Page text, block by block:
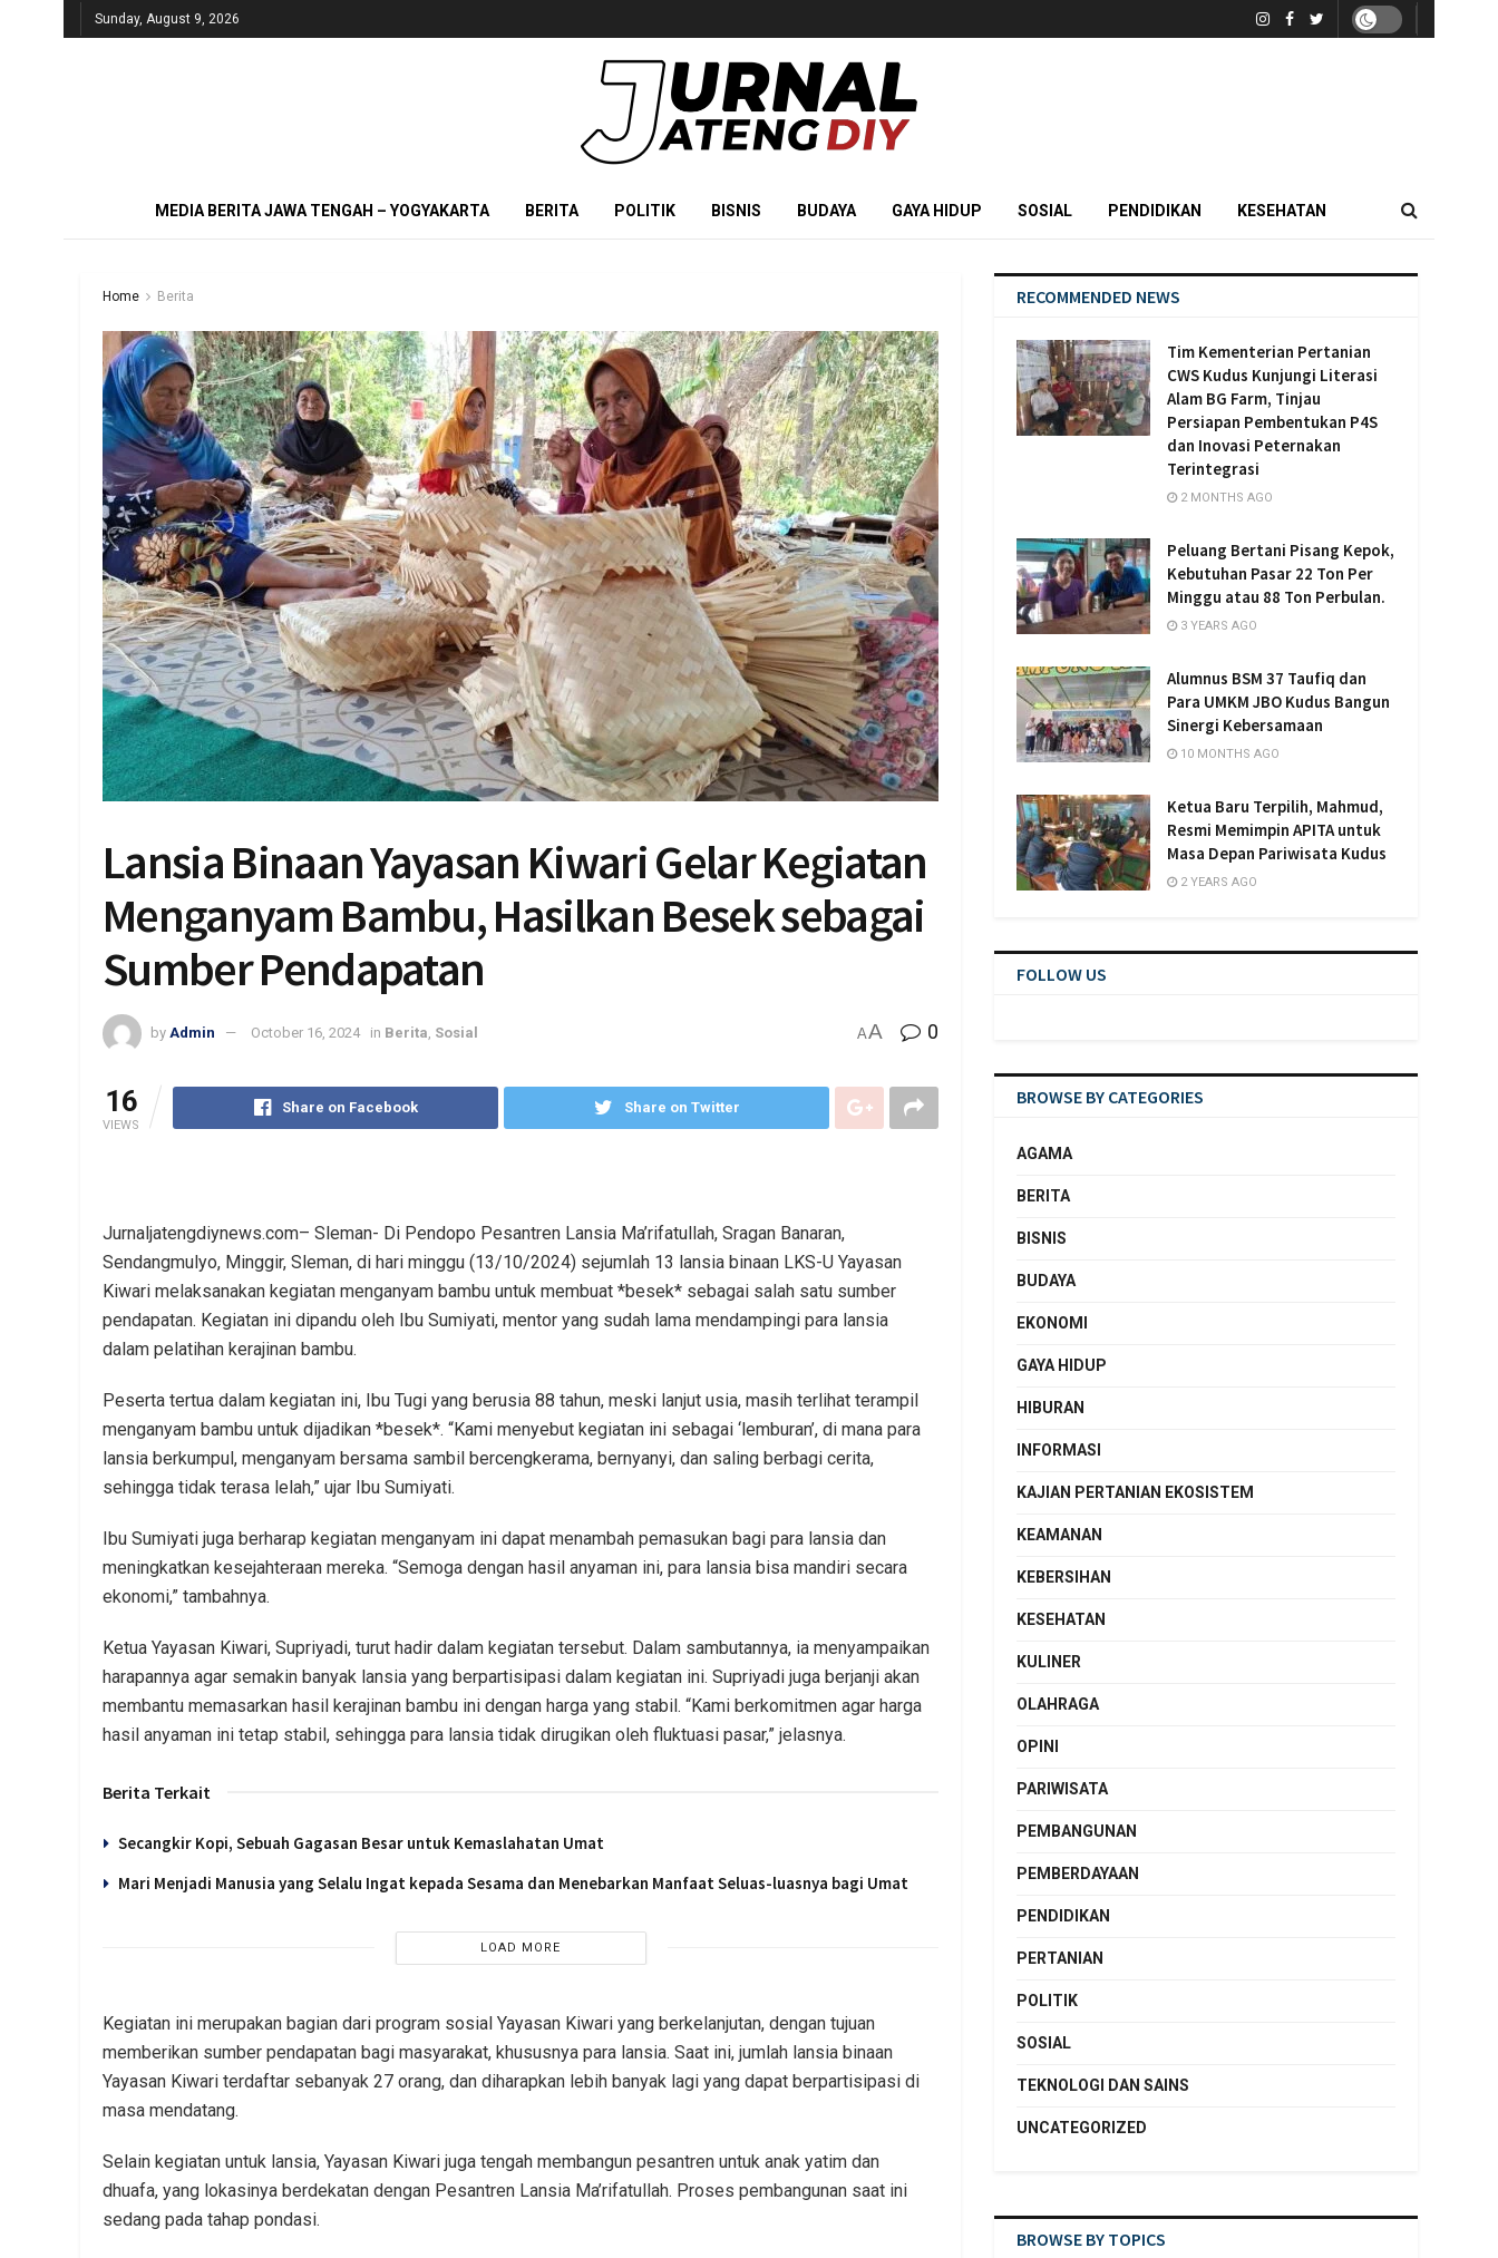
Sunday, August 9, 2026
MEDIA BERITA JAWA TENGAH – YOGYAKARTA BERITA POLITIK BISNIS BUDAYA GAYA HIDUP SOSIAL PENDIDIKAN KESEHATAN
Home Berita
Lansia Binaan Yayasan Kiwari Gelar Kegiatan
Menganyam Bambu, Hasilkan Besek sebagai
Sumber Pendapatan
by Admin October 16, 2024 in Berita Sosial AA 0
16
VIEWS
Share on Facebook Share on Twitter
Jurnaljatengdiynews.com– Sleman- Di Pendopo Pesantren Lansia Ma’rifatullah, Sragan Banaran,
Sendangmulyo, Minggir, Sleman, di hari minggu (13/10/2024) sejumlah 13 lansia binaan LKS-U Yayasan
Kiwari melaksanakan kegiatan menganyam bambu untuk membuat *besek* sebagai salah satu sumber
pendapatan. Kegiatan ini dipandu oleh Ibu Sumiyati, mentor yang sudah lama mendampingi para lansia
dalam pelatihan kerajinan bambu.
Peserta tertua dalam kegiatan ini, Ibu Tugi yang berusia 88 tahun, meski lanjut usia, masih terlihat terampil
menganyam bambu untuk dijadikan *besek*. “Kami menyebut kegiatan ini sebagai ‘lemburan’, di mana para
lansia berkumpul, menganyam bersama sambil bercengkerama, bernyanyi, dan saling berbagi cerita,
sehingga tidak terasa lelah,” ujar Ibu Sumiyati.
Ibu Sumiyati juga berharap kegiatan menganyam ini dapat menambah pemasukan bagi para lansia dan
meningkatkan kesejahteraan mereka. “Semoga dengan hasil anyaman ini, para lansia bisa mandiri secara
ekonomi,” tambahnya.
Ketua Yayasan Kiwari, Supriyadi, turut hadir dalam kegiatan tersebut. Dalam sambutannya, ia menyampaikan
harapannya agar semakin banyak lansia yang berpartisipasi dalam kegiatan ini. Supriyadi juga berjanji akan
membantu memasarkan hasil kerajinan bambu ini dengan harga yang stabil. “Kami berkomitmen agar harga
hasil anyaman ini tetap stabil, sehingga para lansia tidak dirugikan oleh fluktuasi pasar,” jelasnya.
Berita Terkait
Secangkir Kopi, Sebuah Gagasan Besar untuk Kemaslahatan Umat
Mari Menjadi Manusia yang Selalu Ingat kepada Sesama dan Menebarkan Manfaat Seluas-luasnya bagi Umat
LOAD MORE
Kegiatan ini merupakan bagian dari program sosial Yayasan Kiwari yang berkelanjutan, dengan tujuan
memberikan sumber pendapatan bagi masyarakat, khususnya para lansia. Saat ini, jumlah lansia binaan
Yayasan Kiwari terdaftar sebanyak 27 orang, dan diharapkan lebih banyak lagi yang dapat berpartisipasi di
masa mendatang.
Selain kegiatan untuk lansia, Yayasan Kiwari juga tengah membangun pesantren untuk anak yatim dan
dhuafa, yang lokasinya berdekatan dengan Pesantren Lansia Ma’rifatullah. Proses pembangunan saat ini
sedang pada tahap pondasi.
RECOMMENDED NEWS
Tim Kementerian Pertanian
CWS Kudus Kunjungi Literasi
Alam BG Farm, Tinjau
Persiapan Pembentukan P4S
dan Inovasi Peternakan
Terintegrasi
2 MONTHS AGO
Peluang Bertani Pisang Kepok,
Kebutuhan Pasar 22 Ton Per
Minggu atau 88 Ton Perbulan.
3 YEARS AGO
Alumnus BSM 37 Taufiq dan
Para UMKM JBO Kudus Bangun
Sinergi Kebersamaan
10 MONTHS AGO
Ketua Baru Terpilih, Mahmud,
Resmi Memimpin APITA untuk
Masa Depan Pariwisata Kudus
2 YEARS AGO
FOLLOW US
BROWSE BY CATEGORIES
AGAMA
BERITA
BISNIS
BUDAYA
EKONOMI
GAYA HIDUP
HIBURAN
INFORMASI
KAJIAN PERTANIAN EKOSISTEM
KEAMANAN
KEBERSIHAN
KESEHATAN
KULINER
OLAHRAGA
OPINI
PARIWISATA
PEMBANGUNAN
PEMBERDAYAAN
PENDIDIKAN
PERTANIAN
POLITIK
SOSIAL
TEKNOLOGI DAN SAINS
UNCATEGORIZED
BROWSE BY TOPICS